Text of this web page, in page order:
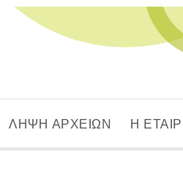
ΛΗΨΗ ΑΡΧΕΙΩΝ Η